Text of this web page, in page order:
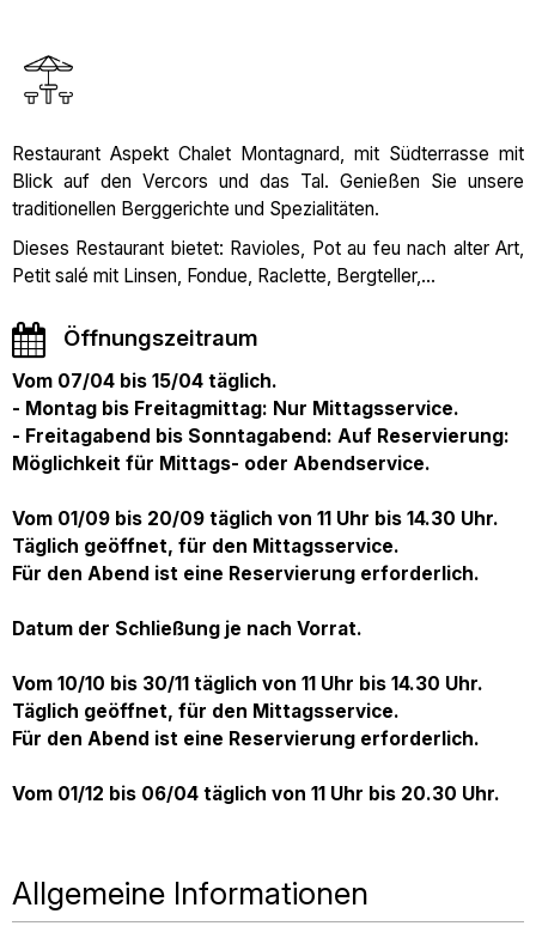
Restaurant Aspekt Chalet Montagnard, mit Südterrasse mit
Blick auf den Vercors und das Tal. Genießen Sie unsere
traditionellen Berggerichte und Spezialitäten.
Dieses Restaurant bietet: Ravioles, Pot au feu nach alter Art,
Petit salé mit Linsen, Fondue, Raclette, Bergteller,...
Öffnungszeitraum
Vom 07/04 bis 15/04 täglich.
- Montag bis Freitagmittag: Nur Mittagsservice.
- Freitagabend bis Sonntagabend: Auf Reservierung:
Möglichkeit für Mittags- oder Abendservice.
Vom 01/09 bis 20/09 täglich von 11 Uhr bis 14.30 Uhr.
Täglich geöffnet, für den Mittagsservice.
Für den Abend ist eine Reservierung erforderlich.
Datum der Schließung je nach Vorrat.
Vom 10/10 bis 30/11 täglich von 11 Uhr bis 14.30 Uhr.
Täglich geöffnet, für den Mittagsservice.
Für den Abend ist eine Reservierung erforderlich.
Vom 01/12 bis 06/04 täglich von 11 Uhr bis 20.30 Uhr.
Allgemeine Informationen